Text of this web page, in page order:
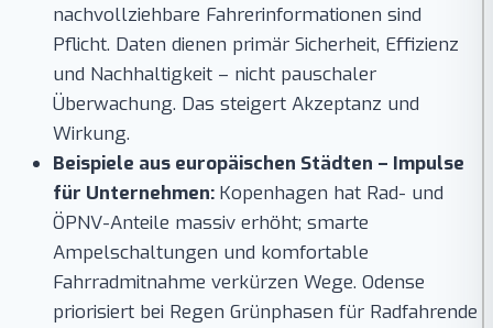
nachvollziehbare Fahrerinformationen sind
Pflicht. Daten dienen primär Sicherheit, Effizienz
und Nachhaltigkeit – nicht pauschaler
Überwachung. Das steigert Akzeptanz und
Wirkung.
Beispiele aus europäischen Städten – Impulse
für Unternehmen: Kopenhagen hat Rad- und
ÖPNV-Anteile massiv erhöht; smarte
Ampelschaltungen und komfortable
Fahrradmitnahme verkürzen Wege. Odense
priorisiert bei Regen Grünphasen für Radfahrende